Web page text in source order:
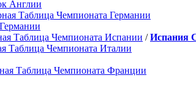
Англии
Таблица Чемпионата Германии
Таблица Чемпионата Испании /Испания
Таблица Чемпионата Италии
Таблица Чемпионата Франции